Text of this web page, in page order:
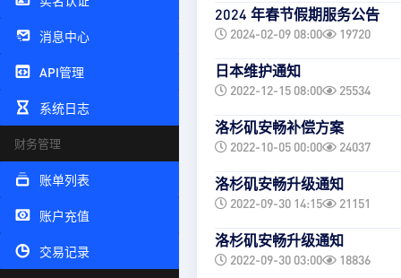
消息中心
API管理
系统日志
财务管理
账单列表
账户充值
交易记录
2024 年春节假期服务公告
2024-02-09 08:00 19720
日本维护通知
2022-12-15 08:00 25534
洛杉矶安畅补偿方案
2022-10-05 00:00 24037
洛杉矶安畅升级通知
2022-09-30 14:15 21151
洛杉矶安畅升级通知
2022-09-30 03:00 18836